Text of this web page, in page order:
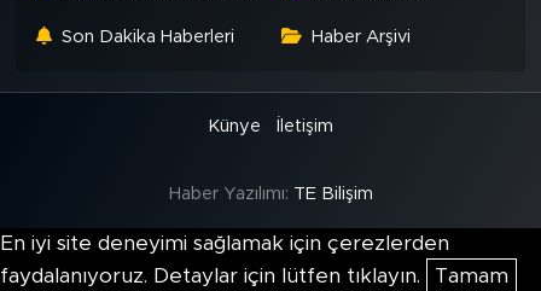
Son Dakika Haberleri Haber Arşivi
Künye İletişim
Haber Yazılımı: TE Bilişim
En iyi site deneyimi sağlamak için çerezlerden
faydalanıyoruz. Detaylar için lütfen tıklayın.
Tamam